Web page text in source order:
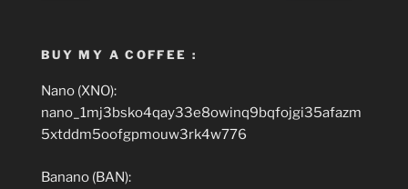
BUY MY A COFFEE :
Nano (XNO):
nano_1mj3bsko4qay33e8owinq9bqfojgi35afazm
5xtddm5oofgpmouw3rk4w776
Banano (BAN):